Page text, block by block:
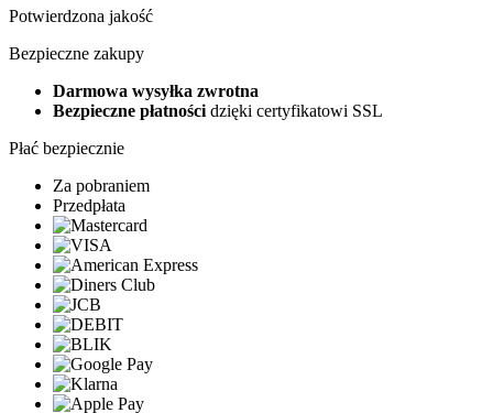
Potwierdzona jakość
Bezpieczne zakupy
Darmowa wysyłka zwrotna
Bezpieczne płatności dzięki certyfikatowi SSL
Płać bezpiecznie
Za pobraniem
Przedpłata